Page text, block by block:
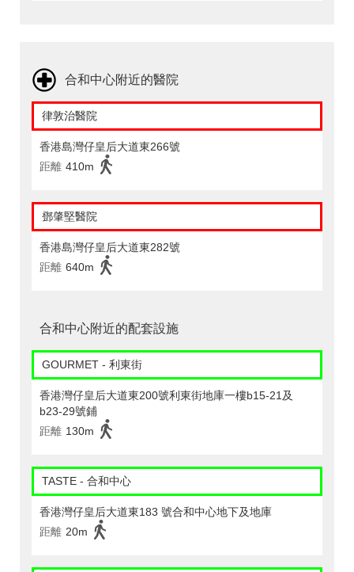
合和中心附近的醫院
律敦治醫院
香港島灣仔皇后大道東266號
距離 410m
鄧肇堅醫院
香港島灣仔皇后大道東282號
距離 640m
合和中心附近的配套設施
GOURMET - 利東街
香港灣仔皇后大道東200號利東街地庫一樓b15-21及
b23-29號鋪
距離 130m
TASTE - 合和中心
香港灣仔皇后大道東183 號合和中心地下及地庫
距離 20m